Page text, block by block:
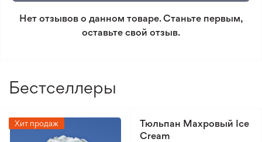
Уровень полива
3/5
Уровень сложности
3/5
условиям возврата.
Нет отзывов о данном товаре. Станьте первым,
оставьте свой отзыв.
Бестселлеры
Хит продаж
Тюльпан Махровый Ice
Cream